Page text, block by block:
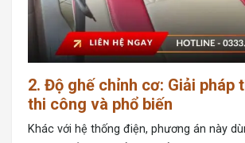
2. Độ ghế chỉnh cơ: Giải pháp
thi công và phổ biến
Khác với hệ thống điện, phương án này